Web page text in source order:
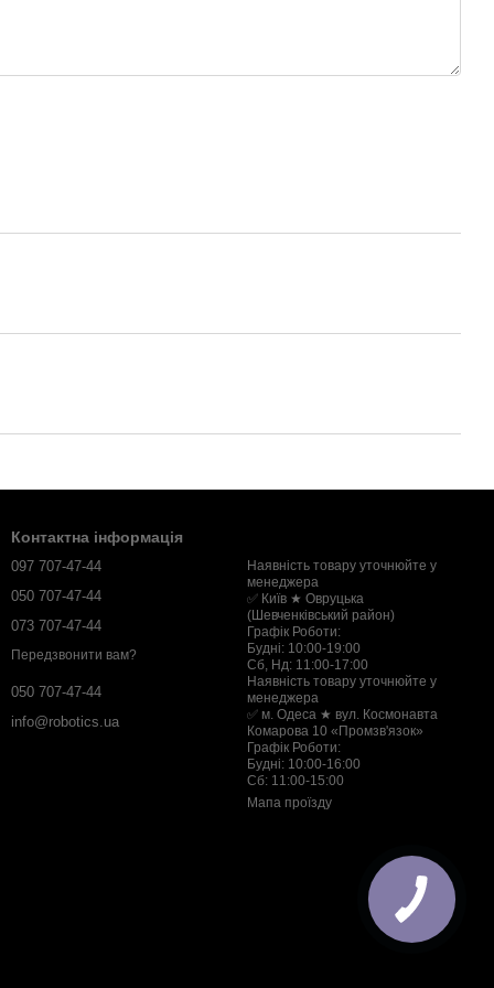
Контактна інформація
097 707-47-44
050 707-47-44
073 707-47-44
Передзвонити вам?
050 707-47-44
info@robotics.ua
Наявність товару уточнюйте у
менеджера
✅ Київ ★ Овруцька
(Шевченківський район)
Графік Роботи:
Будні: 10:00-19:00
Сб, Нд: 11:00-17:00
Наявність товару уточнюйте у
менеджера
✅ м. Одеса ★ вул. Космонавта
Комарова 10 «Промзв'язок»
Графік Роботи:
Будні: 10:00-16:00
Сб: 11:00-15:00
Мапа проїзду